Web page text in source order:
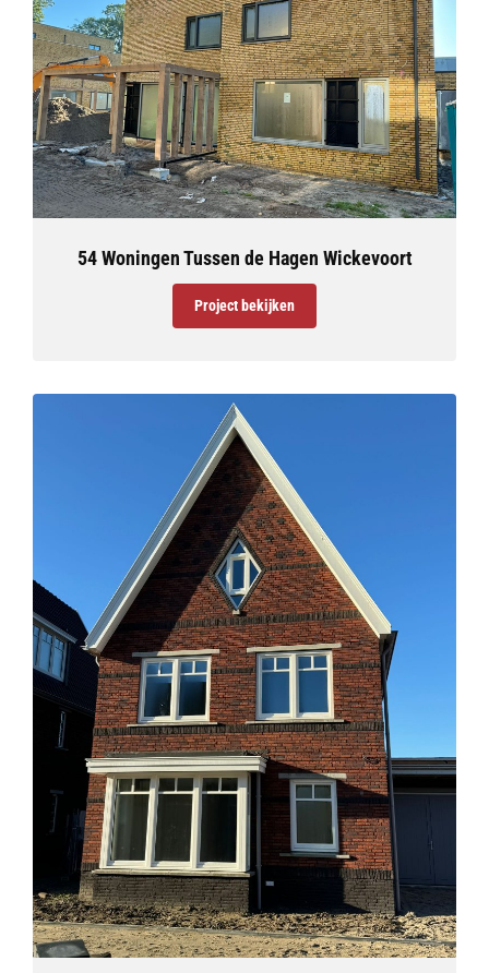
54 Woningen Tussen de Hagen Wickevoort
Project bekijken